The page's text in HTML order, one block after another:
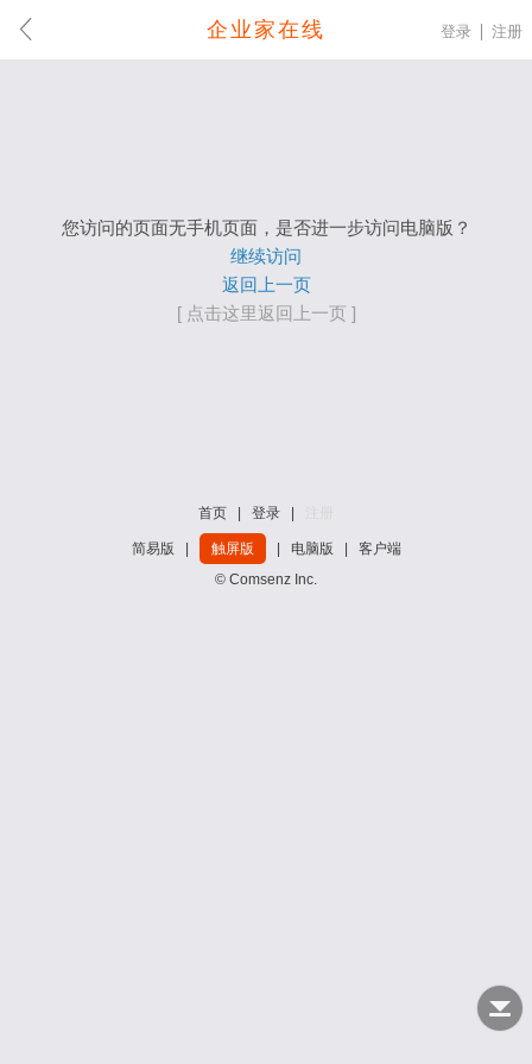
企业家在线 登录 注册
您访问的页面无手机页面，是否进一步访问电脑版？
继续访问
返回上一页
[ 点击这里返回上一页 ]
首页 登录
简易版 触屏版 电脑版
客户端
© Comsenz Inc.